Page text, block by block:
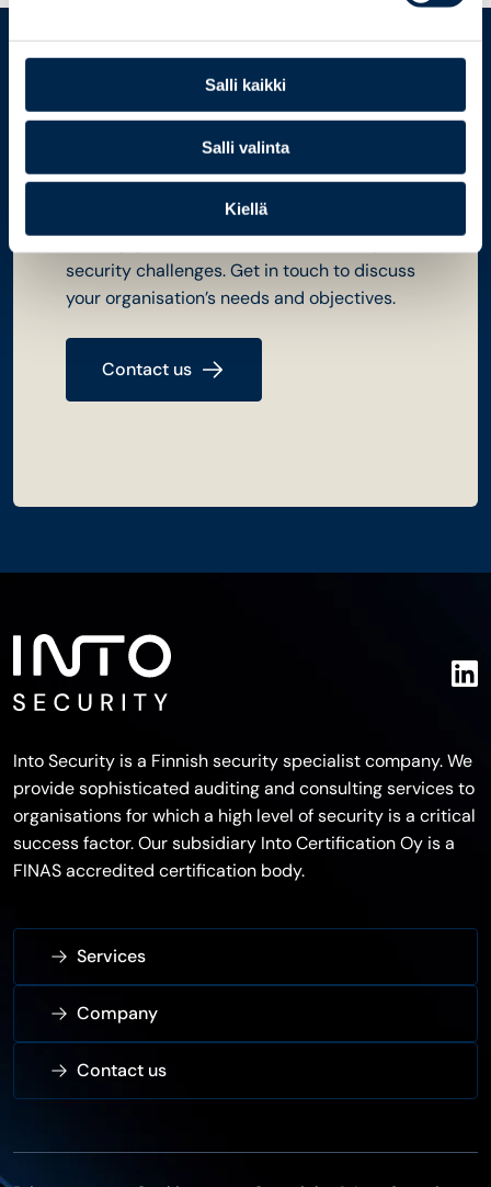
Salli kaikki
Salli valinta
Kiellä
We help you find the best solutions to your
security challenges. Get in touch to discuss
your organisation’s needs and objectives.
Contact us
Into Security is a Finnish security specialist company. We
provide sophisticated auditing and consulting services to
organisations for which a high level of security is a critical
success factor. Our subsidiary Into Certification Oy is a
FINAS accredited certification body.
Services
Company
Contact us